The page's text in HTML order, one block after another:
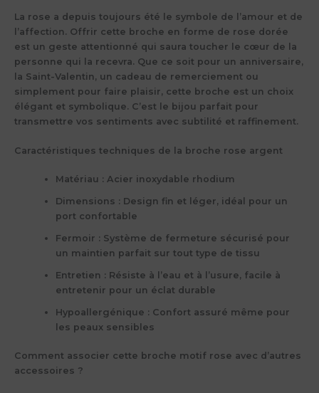
La rose a depuis toujours été le symbole de l’amour et de
l’affection. Offrir cette broche en forme de rose dorée
est un geste attentionné qui saura toucher le cœur de la
personne qui la recevra. Que ce soit pour un anniversaire,
la Saint-Valentin, un cadeau de remerciement ou
simplement pour faire plaisir, cette broche est un choix
élégant et symbolique. C’est le bijou parfait pour
transmettre vos sentiments avec subtilité et raffinement.
Caractéristiques techniques de la broche rose argent
Matériau : Acier inoxydable rhodium
Dimensions : Design fin et léger, idéal pour un
port confortable
Fermoir : Système de fermeture sécurisé pour
un maintien parfait sur tout type de tissu
Entretien : Résiste à l’eau et à l’usure, facile à
entretenir pour un éclat durable
Hypoallergénique : Confort assuré même pour
les peaux sensibles
Comment associer cette broche motif rose avec d’autres
accessoires ?